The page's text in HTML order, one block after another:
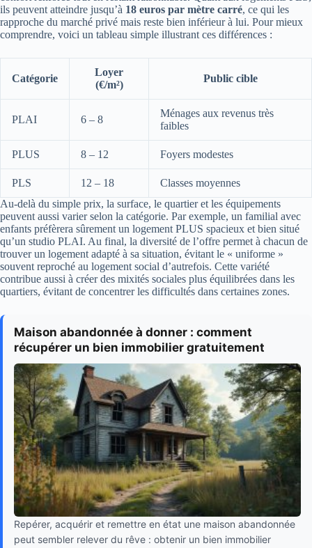
ils peuvent atteindre jusqu’à 18 euros par mètre carré, ce qui les
rapproche du marché privé mais reste bien inférieur à lui. Pour mieux
comprendre, voici un tableau simple illustrant ces différences :
Catégorie
Loyer
(€/m²)
Public cible
PLAI 6 – 8
Ménages aux revenus très
faibles
PLUS 8 – 12 Foyers modestes
PLS 12 – 18
Classes moyennes
Au-delà du simple prix, la surface, le quartier et les équipements
peuvent aussi varier selon la catégorie. Par exemple, un familial avec
enfants préfèrera sûrement un logement PLUS spacieux et bien situé
qu’un studio PLAI. Au final, la diversité de l’offre permet à chacun de
trouver un logement adapté à sa situation, évitant le « uniforme »
souvent reproché au logement social d’autrefois. Cette variété
contribue aussi à créer des mixités sociales plus équilibrées dans les
quartiers, évitant de concentrer les difficultés dans certaines zones.
Maison abandonnée à donner : comment
récupérer un bien immobilier gratuitement
Repérer, acquérir et remettre en état une maison abandonnée
peut sembler relever du rêve : obtenir un bien immobilier